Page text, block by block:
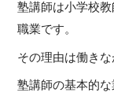
塾講師は小学校
職業です。
その理由は働き
塾講師の基本的